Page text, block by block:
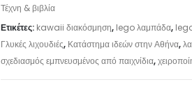
Τέχνη & βιβλία
Ετικέτες: kawaii διακόσμηση, lego λαμπάδα,
Γλυκές λιχουδιές, Κατάστημα ιδεών στην Αθήνα,
σχεδιασμός εμπνευσμένος από παιχνίδια,